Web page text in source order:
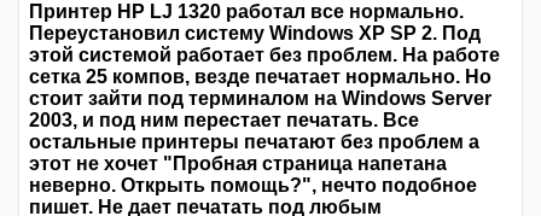
Принтер HP LJ 1320 работал все нормально.
Переустановил систему Windows XP SP 2. Под
этой системой работает без проблем. На работе
сетка 25 компов, везде печатает нормально. Но
стоит зайти под терминалом на Windows Server
2003, и под ним перестает печатать. Все
остальные принтеры печатают без проблем а
этот не хочет "Пробная страница напетана
неверно. Открыть помощь?", нечто подобное
пишет. Не дает печатать под любым